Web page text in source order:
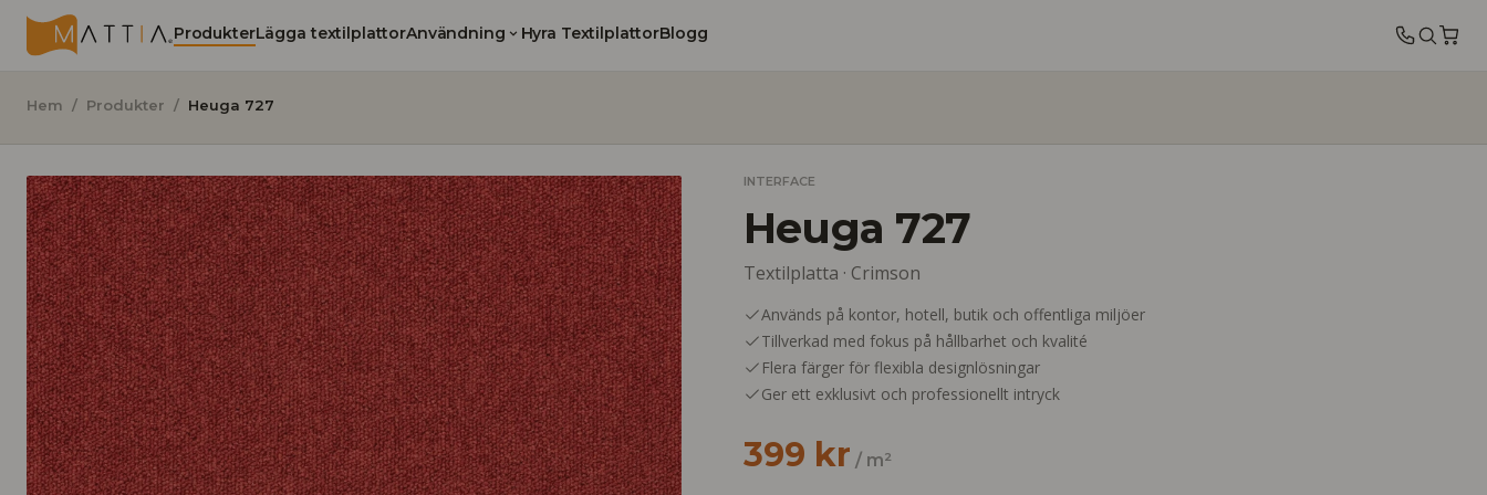
ProdukterLägga textilplattorAnvändning Hyra TextilplattorBlogg
Hem / Produkter / Heuga 727
INTERFACE
Heuga 727
Textilplatta · Crimson
Används på kontor, hotell, butik och offentliga miljöer
Tillverkad med fokus på hållbarhet och kvalité
Flera färger för flexibla designlösningar
Ger ett exklusivt och professionellt intryck
399 kr / m²